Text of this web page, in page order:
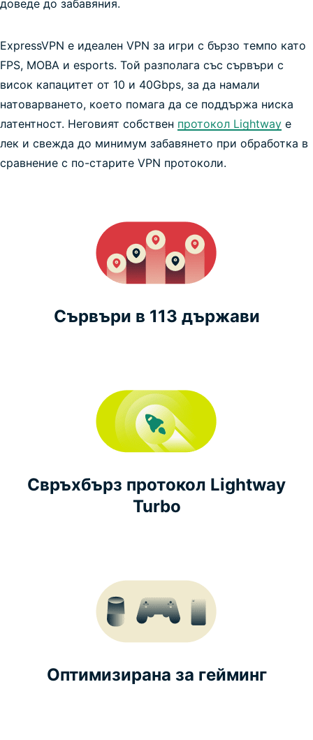
доведе до забавяния.
ExpressVPN е идеален VPN за игри с бързо темпо като
FPS, MOBA и esports. Той разполага със сървъри с
висок капацитет от 10 и 40Gbps, за да намали
натоварването, което помага да се поддържа ниска
латентност. Неговият собствен протокол Lightway е
лек и свежда до минимум забавянето при обработка в
сравнение с по-старите VPN протоколи.
най-бързата VPN
Pokémon GO
Сървъри в 113 държави
Свръхбърз протокол Lightway
Turbo
Оптимизирана за гейминг